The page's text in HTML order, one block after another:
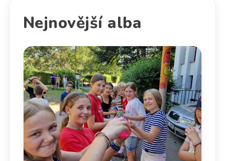
Nejnovější alba